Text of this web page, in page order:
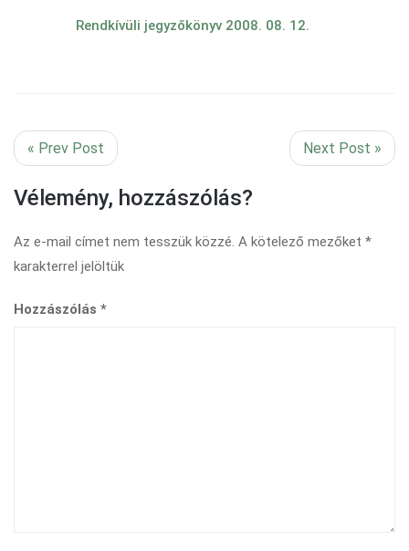
Rendkívüli jegyzőkönyv 2008. 08. 12.
« Prev Post Next Post »
Vélemény, hozzászólás?
Az e-mail címet nem tesszük közzé. A kötelező mezőket *
karakterrel jelöltük
Hozzászólás *